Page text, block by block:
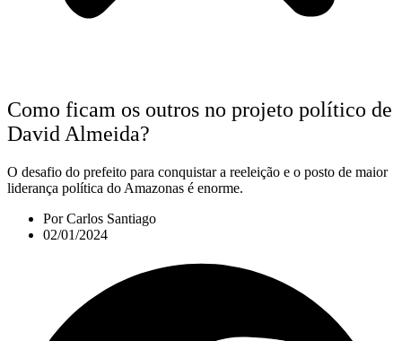
Como ficam os outros no projeto político de
David Almeida?
O desafio do prefeito para conquistar a reeleição e o posto de maior
liderança política do Amazonas é enorme.
PorCarlos Santiago
02/01/2024